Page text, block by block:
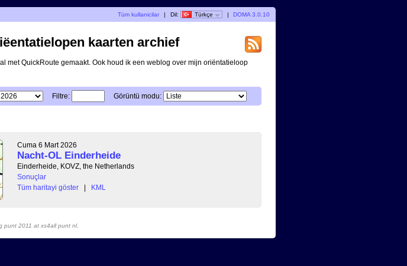
Tüm kullanicilar | Dil: Türkçe | DOMA 3.0.10
kaarten archief
met QuickRoute gemaakt. Ook houd ik een weblog over mijn oriëntatieloop
Filtre: Görüntü modu:
Cuma 6 Mart 2026
Nacht-OL Einderheide
Einderheide, KOVZ, the Netherlands
Sonuçlar
Tüm haritayi göster
| KML
punt 2011 at xs4all punt nl.